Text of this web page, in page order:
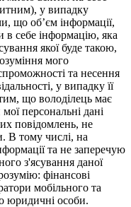
у випадку
що об’єм інформації,
в себе інформацію, яка
якої буде такою,
мого
та несення
у випадку її
що володілець має
персональні дані
повідомлень, не
В тому числі, на
та не заперечую
з'ясування даної
фінансові
мобільного та
юридичні особи.